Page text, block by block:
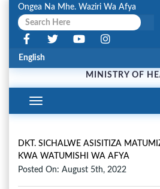
Ongea Na Mhe. Waziri Wa Afya
MINISTRY OF
Toggle
Navigation
DKT. SICHALWE ASISITIZA
KWA WATUMISHI WA AFYA
Posted On: August 5th, 2022